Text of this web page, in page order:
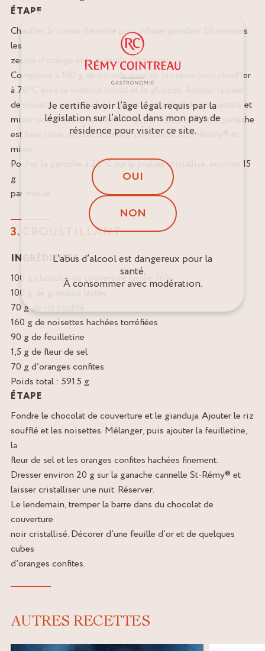
ÉTAPE
Chauffer la crème fleurette puis infuser pendant 20 minutes
les
zestes d’orange et la cannelle. Chinoiser.
Compléter à 100 g de liquide avec de la crème puis chauffer
à 70°C avec le sorbitol cristal et le glucose. Ajouter la pâte
de noisette, verser le liquide sur le chocolat de couverture et
mixer pour réaliser une émulsion parfaite. Lorsque la ganache
est bien lisse, ajouter le beurre pommade, le St-Rémy® et
mixer.
Pocher la ganache à 28°C sur le praliné cristallisé, environ 15
g
par moule.
3. CROUSTILLANT
INGRÉDIENTS
100 g chocolat de couverture lactée 36%
100 g de gianduja lactée
70 g de riz soufflé
160 g de noisettes hachées torréfiées
90 g de feuilletine
1,5 g de fleur de sel
70 g d’oranges confites
Poids total : 591.5 g
ÉTAPE
Fondre le chocolat de couverture et le gianduja. Ajouter le riz
soufflé et les noisettes. Mélanger, puis ajouter la feuilletine,
la
fleur de sel et les oranges confites hachées finement.
Dresser environ 20 g sur la ganache cannelle St-Rémy® et
laisser cristalliser une nuit. Réserver.
Le lendemain, tremper la barre dans du chocolat de
couverture
noir cristallisé. Décorer d’une feuille d’or et de quelques
cubes
d’oranges confites.
AUTRES RECETTES
Je certifie avoir l’âge légal requis par la
législation sur l’alcool dans mon pays de
résidence pour visiter ce site.
OUI
NON
L’abus d’alcool est dangereux pour la
santé.
À consommer avec modération.